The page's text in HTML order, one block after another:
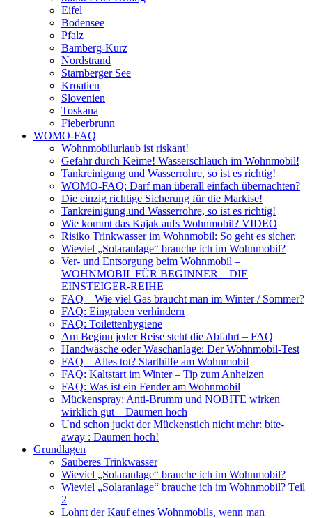
Eifel
Bodensee
Pfalz
Bamberg-Kurz
Nordstrand
Starnberger See
Kroatien
Slovenien
Toskana
Fieberbrunn
WOMO-FAQ
Wohnmobilurlaub ist riskant!
Gefahr durch Keime! Wasserschlauch im Wohnmobil!
Tankreinigung und Wasserrohre, so ist es richtig!
WOMO-FAQ: Darf man überall einfach übernachten?
Die einzig richtige Sicherung für die Markise!
Tankreinigung und Wasserrohre, so ist es richtig!
Wie kommt das Kajak aufs Wohnmobil? VIDEO
Risiko Trinkwasser im Wohnmobil: So geht es sicher.
Wieviel „Solaranlage“ brauche ich im Wohnmobil?
Ver- und Entsorgung beim Wohnmobil –
WOHNMOBIL FÜR BEGINNER – DIE
EINSTEIGER-REIHE
FAQ – Wie viel Gas braucht man im Winter / Sommer?
FAQ: Eingraben verhindern
FAQ: Toilettenhygiene
Am Beginn jeder Reise steht die Abfahrt – FAQ
Handwäsche oder Waschanlage: Der Wohnmobil-Test
FAQ – Alles tot? Starthilfe am Wohnmobil
FAQ: Kaltstart im Winter – Tip zum Anheizen
FAQ: Was ist ein Fender am Wohnmobil
Mückenspray: Anti-Brumm und NOBITE wirken
wirklich gut – Daumen hoch
Und schon juckt der Mückenstich nicht mehr: bite-
away : Daumen hoch!
Grundlagen
Sauberes Trinkwasser
Wieviel „Solaranlage“ brauche ich im Wohnmobil?
Wieviel „Solaranlage“ brauche ich im Wohnmobil? Teil
2
Lohnt der Kauf eines Wohnmobils, wenn man